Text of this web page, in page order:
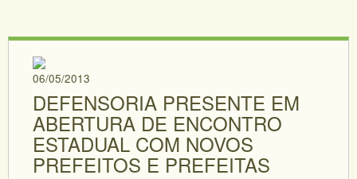
06/05/2013
DEFENSORIA PRESENTE EM
ABERTURA DE ENCONTRO
ESTADUAL COM NOVOS
PREFEITOS E PREFEITAS